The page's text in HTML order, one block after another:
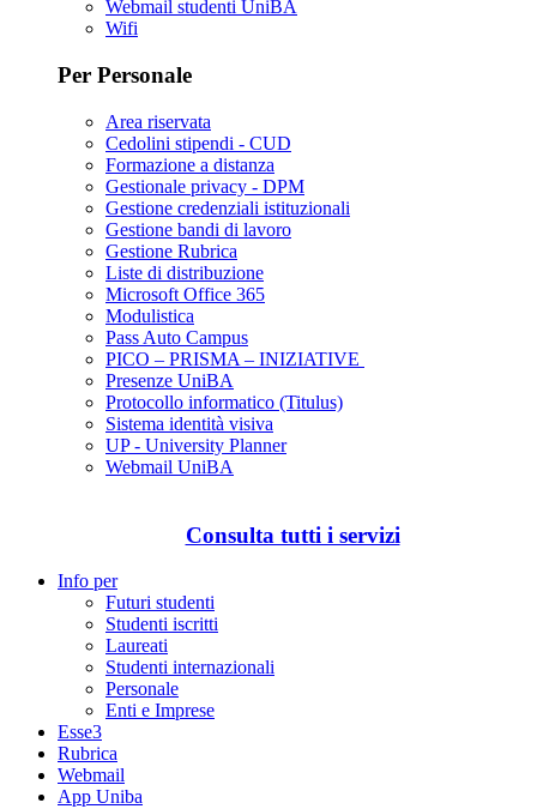
Webmail studenti UniBA
Wifi
Per Personale
Area riservata
Cedolini stipendi - CUD
Formazione a distanza
Gestionale privacy - DPM
Gestione credenziali istituzionali
Gestione bandi di lavoro
Gestione Rubrica
Liste di distribuzione
Microsoft Office 365
Modulistica
Pass Auto Campus
PICO – PRISMA – INIZIATIVE
Presenze UniBA
Protocollo informatico (Titulus)
Sistema identità visiva
UP - University Planner
Webmail UniBA
Consulta tutti i servizi
Info per
Futuri studenti
Studenti iscritti
Laureati
Studenti internazionali
Personale
Enti e Imprese
Esse3
Rubrica
Webmail
App Uniba